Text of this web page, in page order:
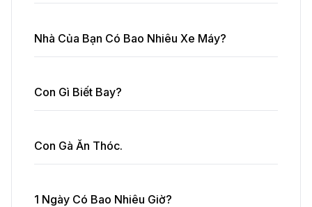
Nhà Của Bạn Có Bao Nhiêu Xe Máy?
Con Gì Biết Bay?
Con Gà Ăn Thóc.
1 Ngày Có Bao Nhiêu Giờ?